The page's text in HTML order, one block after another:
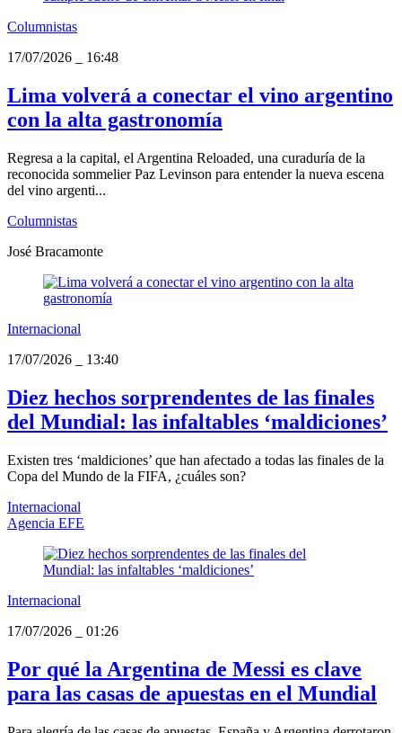
Columnistas
17/07/2026
16:48
Lima volverá a conectar el vino argentino
con la alta gastronomía
Regresa a la capital, el Argentina Reloaded, una curaduría de la
reconocida sommelier Paz Levinson para entender la nueva escena
del vino argenti...
Columnistas
José Bracamonte
Internacional
17/07/2026
13:40
Diez hechos sorprendentes de las finales
del Mundial: las infaltables ‘maldiciones’
Existen tres ‘maldiciones’ que han afectado a todas las finales de la
Copa del Mundo de la FIFA, ¿cuáles son?
Internacional
Agencia EFE
Internacional
17/07/2026
01:26
Por qué la Argentina de Messi es clave
para las casas de apuestas en el Mundial